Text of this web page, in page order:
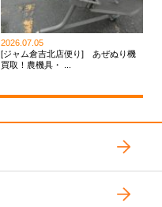
2026.07.05
[ジャム倉吉北店便り] あぜぬり機
買取！農機具・ ...